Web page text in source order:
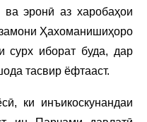
эронӣ аз харобаҳои
Ҳахоманишиҳоро
сурх иборат буда, дар
тасвир ёфтааст.
ки инъикоскунандаи